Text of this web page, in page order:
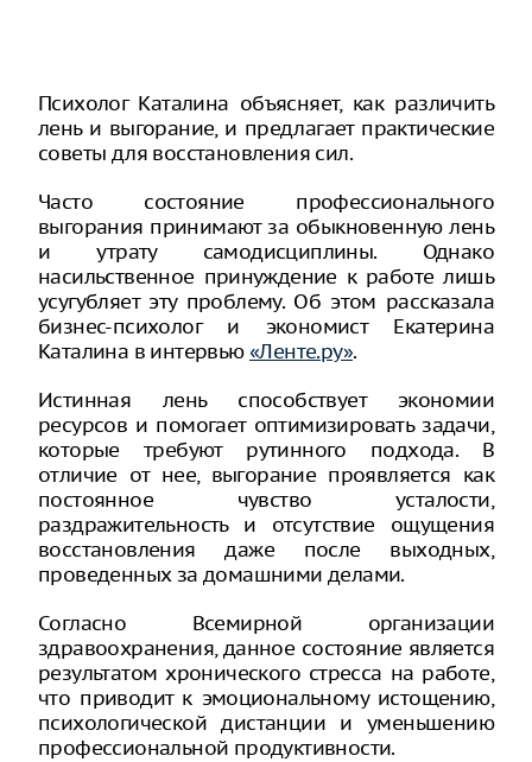
Психолог Каталина объясняет, как различить
лень и выгорание, и предлагает практические
советы для восстановления сил.
Часто состояние профессионального
выгорания принимают за обыкновенную лень
и утрату самодисциплины. Однако
насильственное принуждение к работе лишь
усугубляет эту проблему. Об этом рассказала
бизнес-психолог и экономист Екатерина
Каталина в интервью«Ленте.ру».
Истинная лень способствует экономии
ресурсов и помогает оптимизировать задачи,
которые требуют рутинного подхода. В
отличие от нее, выгорание проявляется как
постоянное чувство усталости,
раздражительность и отсутствие ощущения
восстановления даже после выходных,
проведенных за домашними делами.
Согласно Всемирной организации
здравоохранения, данное состояние является
результатом хронического стресса на работе,
что приводит к эмоциональному истощению,
психологической дистанции и уменьшению
профессиональной продуктивности.